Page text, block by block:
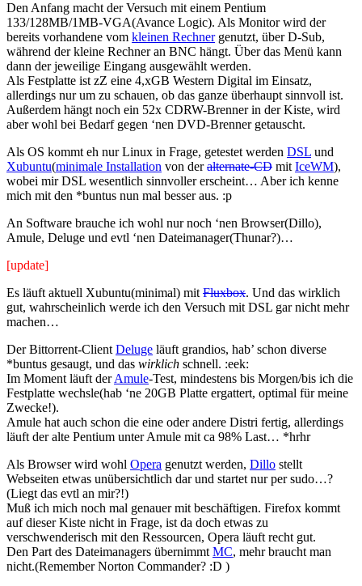
Den Anfang macht der Versuch mit einem Pentium
133/128MB/1MB-VGA(Avance Logic). Als Monitor wird der
bereits vorhandene vom kleinen Rechnergenutzt, über D-Sub,
während der kleine Rechner an BNC hängt. Über das Menü kann
dann der jeweilige Eingang ausgewählt werden.
Als Festplatte ist zZ eine 4,xGB Western Digital im Einsatz,
allerdings nur um zu schauen, ob das ganze überhaupt sinnvoll ist.
Außerdem hängt noch ein 52x CDRW-Brenner in der Kiste, wird
aber wohl bei Bedarf gegen ‘nen DVD-Brenner getauscht.
Als OS kommt eh nur Linux in Frage, getestet werden DSL und
Xubuntu(minimale Installation von deralternate-CD mitIceWM),
wobei mir DSL wesentlich sinnvoller erscheint… Aber ich kenne
mich mit den *buntus nun mal besser aus. :p
An Software brauche ich wohl nur noch ‘nen Browser(Dillo),
Amule, Deluge und evtl ‘nen Dateimanager(Thunar?)…
[update]
Es läuft aktuell Xubuntu(minimal) mitFluxbox. Und das wirklich
gut, wahrscheinlich werde ich den Versuch mit DSL gar nicht mehr
machen…
Der Bittorrent-ClientDeluge läuft grandios, hab’ schon diverse
*buntus gesaugt, und das wirklich schnell. :eek:
Im Moment läuft derAmule-Test, mindestens bis Morgen/bis ich die
Festplatte wechsle(hab ‘ne 20GB Platte ergattert, optimal für meine
Zwecke!).
Amule hat auch schon die eine oder andere Distri fertig, allerdings
läuft der alte Pentium unter Amule mit ca 98% Last… *hrhr
Als Browser wird wohl Opera genutzt werden, Dillo stellt
Webseiten etwas unübersichtlich dar und startet nur per sudo…?
(Liegt das evtl an mir?!)
Muß ich mich noch mal genauer mit beschäftigen. Firefox kommt
auf dieser Kiste nicht in Frage, ist da doch etwas zu
verschwenderisch mit den Ressourcen, Opera läuft recht gut.
Den Part des Dateimanagers übernimmtMC, mehr braucht man
nicht.(Remember Norton Commander? :D )